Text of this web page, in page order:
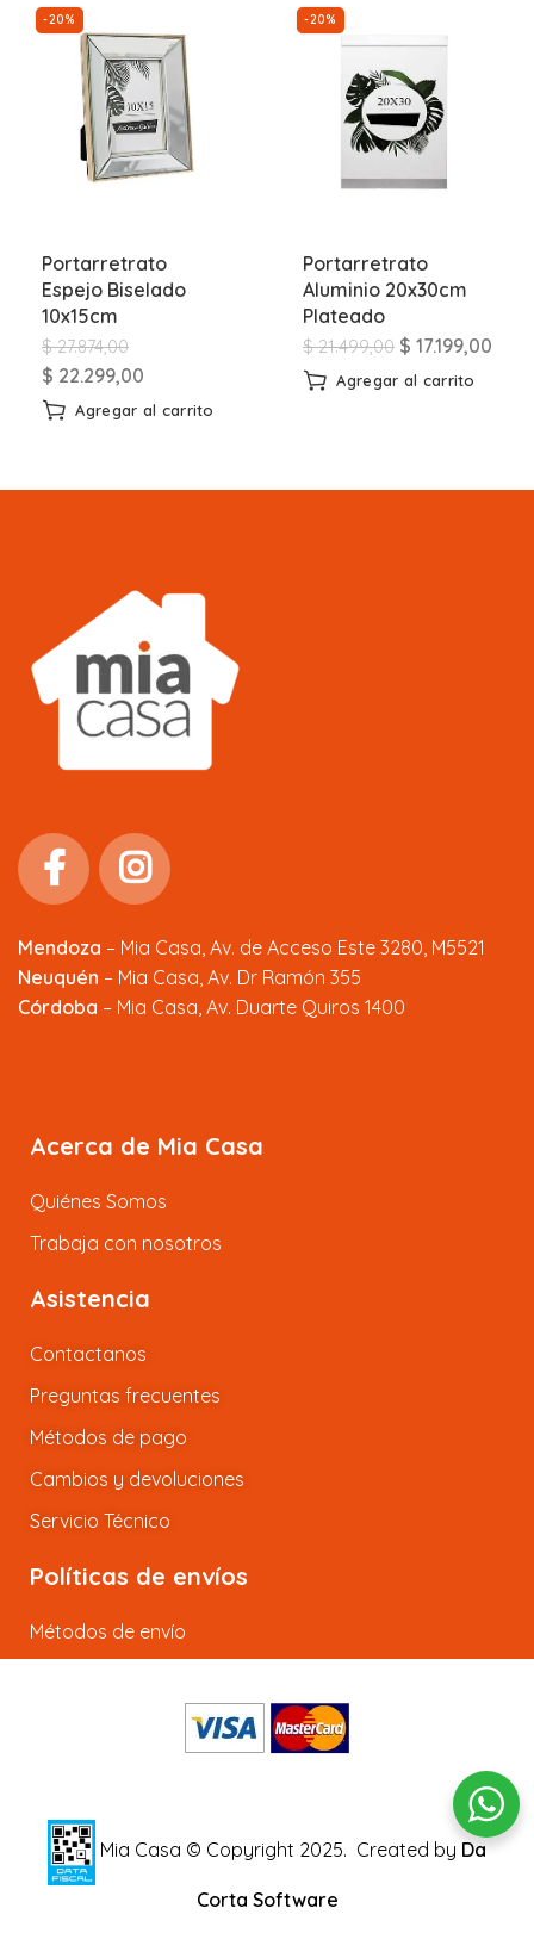
-20%
Portarretrato
Espejo Biselado
10x15cm
$27.874,00
$ 22.299,00
Agregar al carrito
-20%
Portarretrato
Aluminio 20x30cm
Plateado
$21.499,00 $ 17.199,00
Agregar al carrito
Mendoza – Mia Casa, Av. de Acceso Este 3280, M5521
Neuquén – Mia Casa, Av. Dr Ramón 355
Córdoba – Mia Casa, Av. Duarte Quiros 1400
Acerca de Mia Casa
Quiénes Somos
Trabaja con nosotros
Asistencia
Contactanos
Preguntas frecuentes
Métodos de pago
Cambios y devoluciones
Servicio Técnico
Políticas de envíos
Métodos de envío
Mia Casa © Copyright 2025. Created by Da
Corta Software